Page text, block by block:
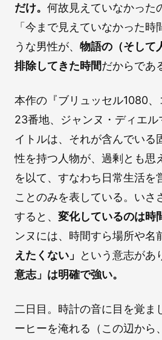
だけ。 何故見えていなかった
「今まで見えていなかった時
うな男性が、 物語の（そして
排除してきた時間だからであ
本作の『ブリュッセル1080、
23番地、ジャンヌ・ディエル
イトルは、それが含んでいる
性を持つ人物が、過剰とも思
を以て、すなわち日常生活を
ことのみを表している。いさ
すると、 変化しているのは時
ンヌには、時間すら場所や名
えたくない」
という意志があ
意志」は明確で強い。
二日目。時計の音に目を覚ま
ーヒーを淹れる（この辺から